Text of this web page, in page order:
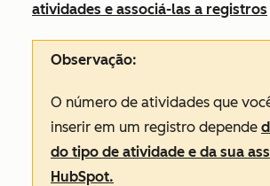
atividades e associá-las a registros
Observação:
O número de atividades que
inserir em um registro depende
do tipo de atividade e da sua
HubSpot.